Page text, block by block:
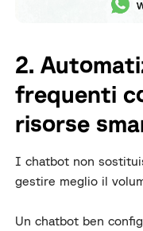
2.
frequenti
risorse
I chatbot non
gestire meglio il
Un chatbot ben